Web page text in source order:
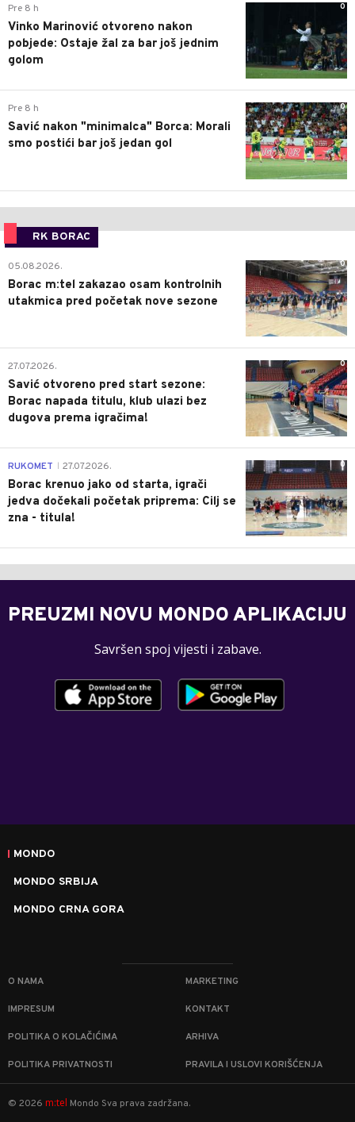
0
Pre 8 h
Vinko Marinović otvoreno nakon
pobjede: Ostaje žal za bar još jednim
golom
0
Pre 8 h
Savić nakon "minimalca" Borca: Morali
smo postići bar još jedan gol
RK BORAC
0
05.08.2026.
Borac m:tel zakazao osam kontrolnih
utakmica pred početak nove sezone
0
27.07.2026.
Savić otvoreno pred start sezone:
Borac napada titulu, klub ulazi bez
dugova prema igračima!
0
RUKOMET 27.07.2026.
Borac krenuo jako od starta, igrači
jedva dočekali početak priprema: Cilj se
zna - titula!
PREUZMI NOVU MONDO APLIKACIJU
Savršen spoj vijesti i zabave.
MONDO
MONDO SRBIJA
MONDO CRNA GORA
O NAMA MARKETING
IMPRESUM KONTAKT
POLITIKA O KOLAČIĆIMA ARHIVA
POLITIKA PRIVATNOSTI PRAVILA I USLOVI KORIŠĆENJA
© 2026 m:tel Mondo Sva prava zadržana.